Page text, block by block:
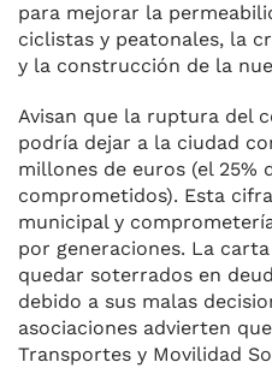
para mejorar la
ciclistas y peatonales, la
y la construcción de la
Avisan que la ruptura del
podría dejar a la ciudad
millones de euros (el 25%
comprometidos). Esta
municipal y
por generaciones. La
quedar soterrados en
debido a sus malas
asociaciones advierten
Transportes y Movilidad